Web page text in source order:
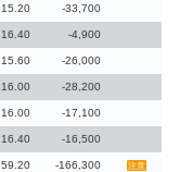
15.20 -33,700
16.40 -4,900
15.60 -26,000
16.00 -28,200
16.00 -17,100
16.40 -16,500
59.20 -166,300 注意